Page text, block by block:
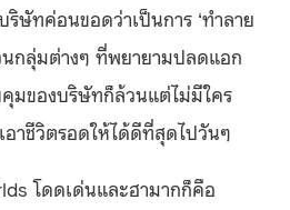
ษัทค่อนขอดว่าเป็นการ ‘ทำลาย
กลุ่มต่างๆ ที่พยายามปลดแอก
มของบริษัทก็ล้วนแต่ไม่มีใคร
อาชีวิตรอดให้ได้ดีที่สุดไปวันๆ
โดดเด่นและฮามากก็คือ